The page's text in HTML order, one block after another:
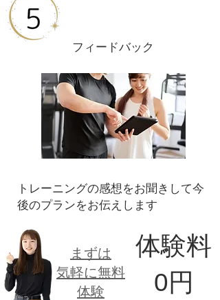
​フィードバック
​トレーニングの感想をお聞きして今
後のプランをお伝えします
​まずは
気軽に無料
体験
体験料
​0円